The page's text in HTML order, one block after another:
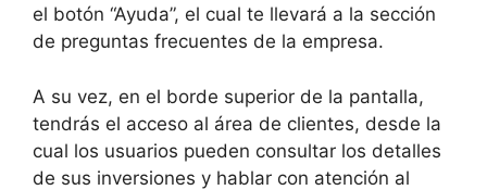
el botón “Ayuda”, el cual te llevará a la sección
de preguntas frecuentes de la empresa.
A su vez, en el borde superior de la pantalla,
tendrás el acceso al área de clientes, desde la
cual los usuarios pueden consultar los detalles
de sus inversiones y hablar con atención al